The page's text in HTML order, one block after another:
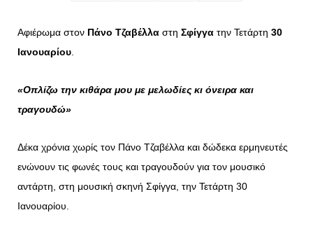
Αφιέρωμα στον Πάνο Τζαβέλλα στη Σφίγγα την Τετάρτη 30
Ιανουαρίου.
«Οπλίζω την κιθάρα μου με μελωδίες κι όνειρα και
τραγουδώ»
Δέκα χρόνια χωρίς τον Πάνο Τζαβέλλα και δώδεκα ερμηνευτές
ενώνουν τις φωνές τους και τραγουδούν για τον μουσικό
αντάρτη, στη μουσική σκηνή Σφίγγα, την Τετάρτη 30
Ιανουαρίου.